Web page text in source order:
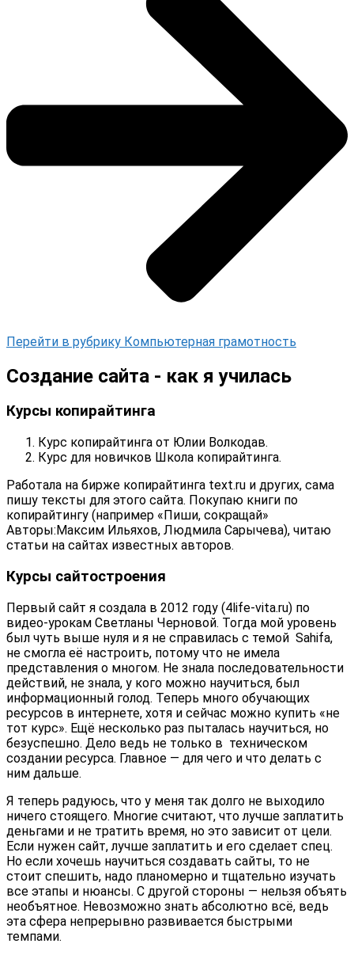
Перейти в рубрику Компьютерная грамотность
Создание сайта - как я училась
Курсы копирайтинга
Курс копирайтинга от Юлии Волкодав.
Курс для новичков Школа копирайтинга.
Работала на бирже копирайтинга text.ru и других, сама
пишу тексты для этого сайта. Покупаю книги по
копирайтингу (например «Пиши, сокращай»
Авторы: Максим Ильяхов, Людмила Сарычева), читаю
статьи на сайтах известных авторов.
Курсы сайтостроения
Первый сайт я создала в 2012 году (4life-vita.ru) по
видео-урокам Светланы Черновой. Тогда мой уровень
был чуть выше нуля и я не справилась с темой Sahifa,
не смогла её настроить, потому что не имела
представления о многом. Не знала последовательности
действий, не знала, у кого можно научиться, был
информационный голод. Теперь много обучающих
ресурсов в интернете, хотя и сейчас можно купить «не
тот курс». Ещё несколько раз пыталась научиться, но
безуспешно. Дело ведь не только в техническом
создании ресурса. Главное — для чего и что делать с
ним дальше.
Я теперь радуюсь, что у меня так долго не выходило
ничего стоящего. Многие считают, что лучше заплатить
деньгами и не тратить время, но это зависит от цели.
Если нужен сайт, лучше заплатить и его сделает спец.
Но если хочешь научиться создавать сайты, то не
стоит спешить, надо планомерно и тщательно изучать
все этапы и нюансы. С другой стороны — нельзя объять
необъятное. Невозможно знать абсолютно всё, ведь
эта сфера непрерывно развивается быстрыми
темпами.